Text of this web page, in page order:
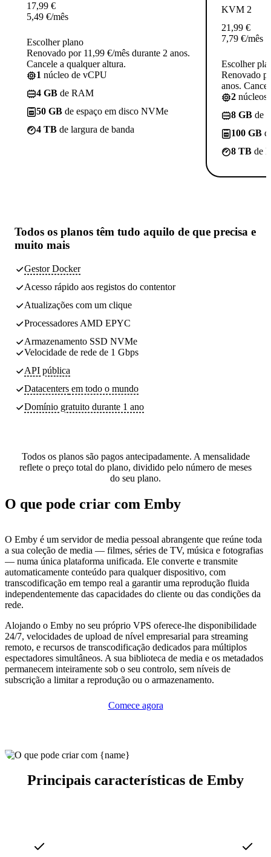
17,99 €
5,49 €/mês
Escolher plano
Renovado por 11,99 €/mês durante 2 anos.
Cancele a qualquer altura.
1 núcleo de vCPU
4 GB de RAM
50 GB de espaço em disco NVMe
4 TB de largura de banda
KVM 2
21,99 €
7,79 €/mês
Escolher
Renovado
anos.
2 núcleos
8 GB de
100 GB
8 TB de
Todos os planos têm tudo aquilo de que precisa e
muito mais
Gestor Docker
Acesso rápido aos registos do contentor
Atualizações com um clique
Processadores AMD EPYC
Armazenamento SSD NVMe
Velocidade de rede de 1 Gbps
API pública
Datacenters em todo o mundo
Domínio gratuito durante 1 ano
Todos os planos são pagos antecipadamente. A mensalidade
reflete o preço total do plano, dividido pelo número de meses
do seu plano.
O que pode criar com Emby
O Emby é um servidor de media pessoal abrangente que reúne toda
a sua coleção de media — filmes, séries de TV, música e fotografias
— numa única plataforma unificada. Ele converte e transmite
automaticamente conteúdo para qualquer dispositivo, com
transcodificação em tempo real a garantir uma reprodução fluida
independentemente das capacidades do cliente ou das condições da
rede.
Alojando o Emby no seu próprio VPS oferece-lhe disponibilidade
24/7, velocidades de upload de nível empresarial para streaming
remoto, e recursos de transcodificação dedicados para múltiplos
espectadores simultâneos. A sua biblioteca de media e os metadados
permanecem inteiramente sob o seu controlo, sem níveis de
subscrição a limitar a reprodução ou o armazenamento.
Comece agora
Principais características de Emby